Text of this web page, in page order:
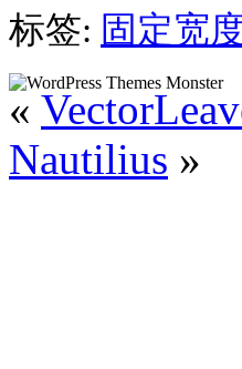
标签: 固定宽
«
Nautilius »